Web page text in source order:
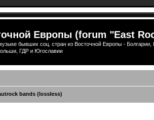
Европы (forum "East
бывших соц. стран из Восточной Европы - Болгарии,
ГДР и Югославии
bands (lossless)